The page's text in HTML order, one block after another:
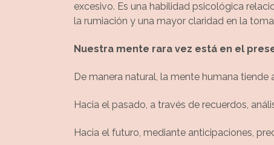
excesivo. Es una habilidad psicológica
la rumiación y una mayor claridad en la
Nuestra mente rara vez está en el
De manera natural, la mente humana tiende
Hacia el pasado, a través de recuerdos,
Hacia el futuro, mediante anticipaciones,